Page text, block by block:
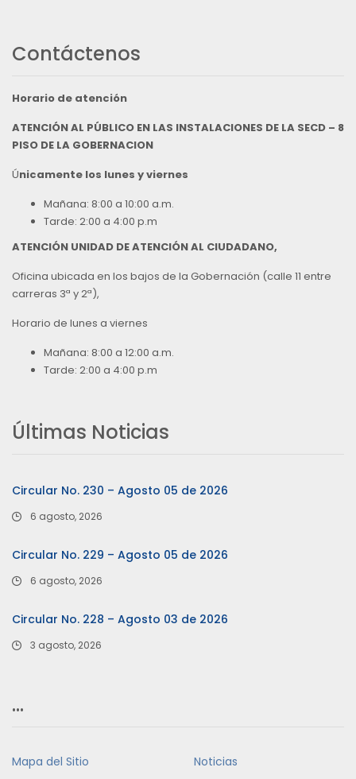
Contáctenos
Horario de atención
ATENCIÓN AL PÚBLICO EN LAS INSTALACIONES DE LA SECD – 8
PISO DE LA GOBERNACION
Únicamente los lunes y viernes
Mañana: 8:00 a 10:00 a.m.
Tarde: 2:00 a 4:00 p.m
ATENCIÓN UNIDAD DE ATENCIÓN AL CIUDADANO,
Oficina ubicada en los bajos de la Gobernación (calle 11 entre
carreras 3ª y 2ª),
Horario de lunes a viernes
Mañana: 8:00 a 12:00 a.m.
Tarde: 2:00 a 4:00 p.m
Últimas Noticias
Circular No. 230 – Agosto 05 de 2026
6 agosto, 2026
Circular No. 229 – Agosto 05 de 2026
6 agosto, 2026
Circular No. 228 – Agosto 03 de 2026
3 agosto, 2026
…
Mapa del Sitio Noticias